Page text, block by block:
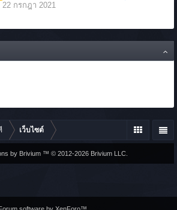
22 กรกฎา 2021
เว็บไซต์
by Brivium ™ © 2012-2026 Brivium LLC.